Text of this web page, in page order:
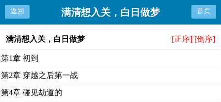
返回 满清想入关，白日做梦 首页
满清想入关，白日做梦 [正序] [倒序]
第1章 初到
第2章 穿越之后第一战
第4章 碰见劫道的